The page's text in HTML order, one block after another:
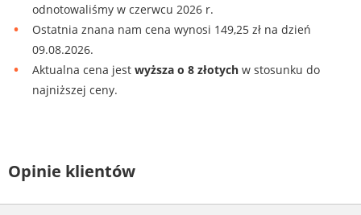
odnotowaliśmy w czerwcu 2026 r.
Ostatnia znana nam cena wynosi 149,25 zł na dzień
09.08.2026.
Aktualna cena jest wyższa o 8 złotych w stosunku do
najniższej ceny.
Opinie klientów